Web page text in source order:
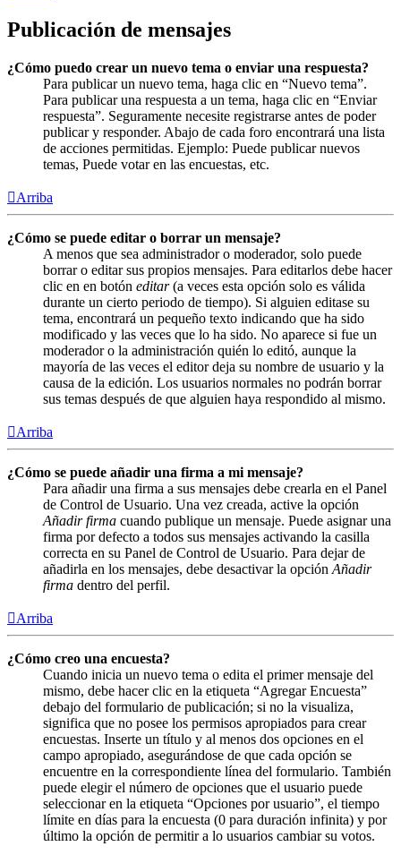
Publicación de mensajes
¿Cómo puedo crear un nuevo tema o enviar una respuesta?
Para publicar un nuevo tema, haga clic en “Nuevo tema”.
Para publicar una respuesta a un tema, haga clic en “Enviar
respuesta”. Seguramente necesite registrarse antes de poder
publicar y responder. Abajo de cada foro encontrará una lista
de acciones permitidas. Ejemplo: Puede publicar nuevos
temas, Puede votar en las encuestas, etc.
Arriba
¿Cómo se puede editar o borrar un mensaje?
A menos que sea administrador o moderador, solo puede
borrar o editar sus propios mensajes. Para editarlos debe hacer
clic en en botón editar(a veces esta opción solo es válida
durante un cierto periodo de tiempo). Si alguien editase su
tema, encontrará un pequeño texto indicando que ha sido
modificado y las veces que lo ha sido. No aparece si fue un
moderador o la administración quién lo editó, aunque la
mayoría de las veces el editor deja su nombre de usuario y la
causa de la edición. Los usuarios normales no podrán borrar
sus temas después de que alguien haya respondido al mismo.
Arriba
¿Cómo se puede añadir una firma a mi mensaje?
Para añadir una firma a sus mensajes debe crearla en el Panel
de Control de Usuario. Una vez creada, active la opción
Añadir firma cuando publique un mensaje. Puede asignar una
firma por defecto a todos sus mensajes activando la casilla
correcta en su Panel de Control de Usuario. Para dejar de
añadirla en los mensajes, debe desactivar la opción Añadir
firma dentro del perfil.
Arriba
¿Cómo creo una encuesta?
Cuando inicia un nuevo tema o edita el primer mensaje del
mismo, debe hacer clic en la etiqueta “Agregar Encuesta”
debajo del formulario de publicación; si no la visualiza,
significa que no posee los permisos apropiados para crear
encuestas. Inserte un título y al menos dos opciones en el
campo apropiado, asegurándose de que cada opción se
encuentre en la correspondiente línea del formulario. También
puede elegir el número de opciones que el usuario puede
seleccionar en la etiqueta “Opciones por usuario”, el tiempo
límite en días para la encuesta (0 para duración infinita) y por
último la opción de permitir a lo usuarios cambiar su votos.